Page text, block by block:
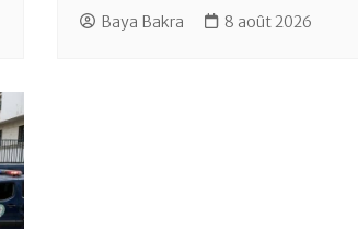
Baya Bakra 8 août 2026